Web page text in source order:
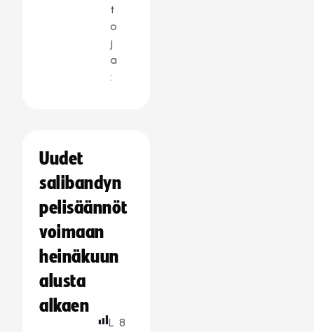
t
o
j
a
:
Uudet
salibandyn
pelisäännöt
voimaan
heinäkuun
alusta
alkaen
L 8